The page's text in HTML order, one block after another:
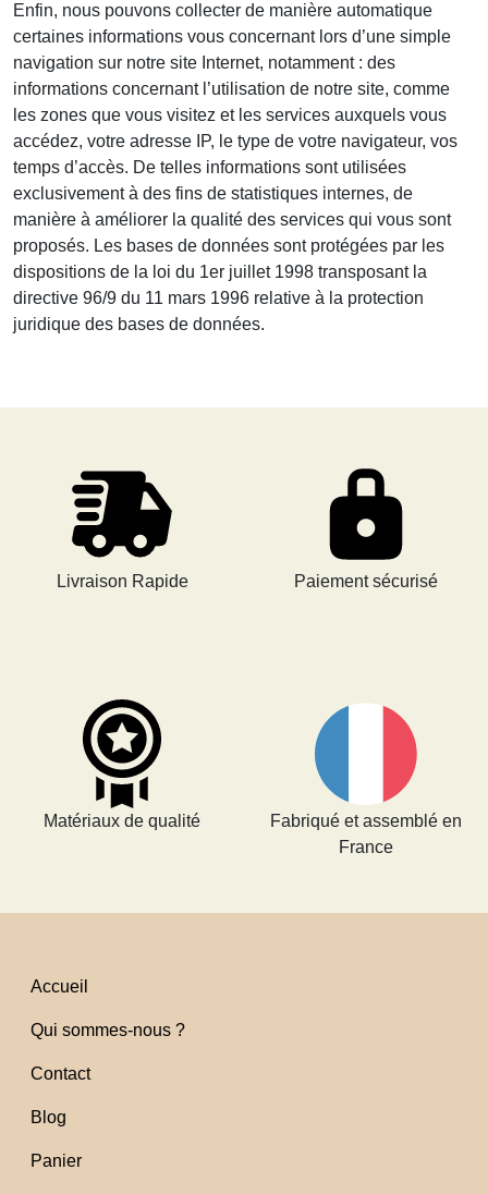
Enfin, nous pouvons collecter de manière automatique
certaines informations vous concernant lors d’une simple
navigation sur notre site Internet, notamment : des
informations concernant l’utilisation de notre site, comme
les zones que vous visitez et les services auxquels vous
accédez, votre adresse IP, le type de votre navigateur, vos
temps d’accès. De telles informations sont utilisées
exclusivement à des fins de statistiques internes, de
manière à améliorer la qualité des services qui vous sont
proposés. Les bases de données sont protégées par les
dispositions de la loi du 1er juillet 1998 transposant la
directive 96/9 du 11 mars 1996 relative à la protection
juridique des bases de données.
Livraison Rapide Paiement sécurisé
Matériaux de qualité
Fabriqué et assemblé en
France
Accueil
Qui sommes-nous ?
Contact
Blog
Panier